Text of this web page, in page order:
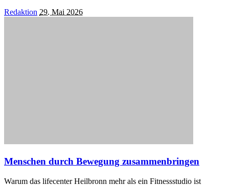
Posted
Redaktion 29. Mai 2026
Menschen durch Bewegung zusammenbringen
Warum das lifecenter Heilbronn mehr als ein Fitnessstudio ist